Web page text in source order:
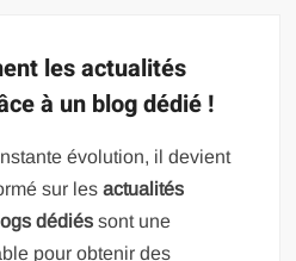
les actualités
à un blog dédié !
évolution, il devient
sur lesactualités
dédiés sont une
pour obtenir des